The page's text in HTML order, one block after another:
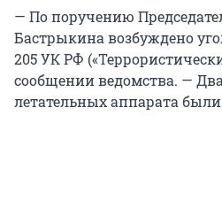
— По поручению
Бастрыкина возбуждено
205 УК РФ
сообщении ведомства. —
летательных аппарата